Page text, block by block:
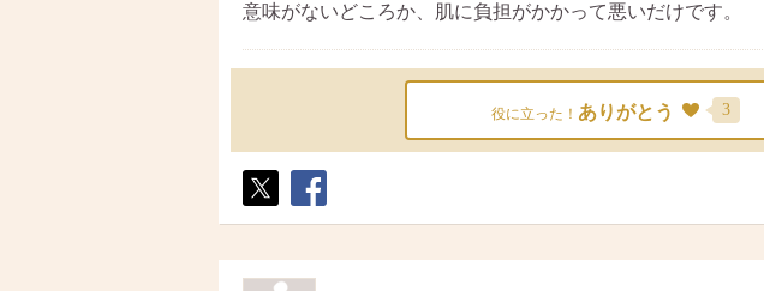
意味がないどころか、肌に負担がかかって悪いだけです。
役に立った！ ありがとう 3
ト
ア